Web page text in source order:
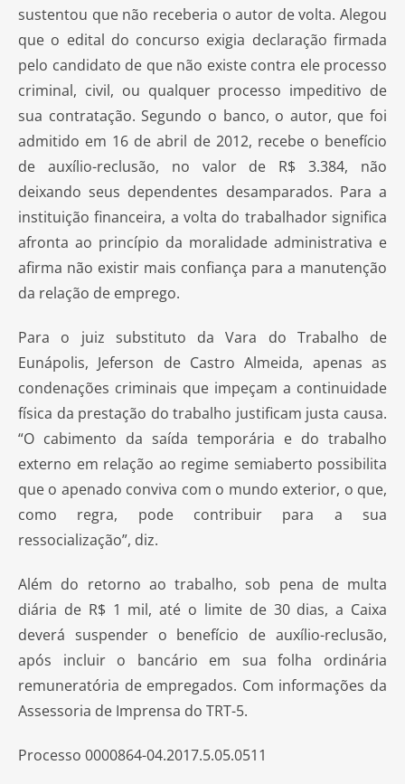
sustentou que não receberia o autor de volta. Alegou
que o edital do concurso exigia declaração firmada
pelo candidato de que não existe contra ele processo
criminal, civil, ou qualquer processo impeditivo de
sua contratação. Segundo o banco, o autor, que foi
admitido em 16 de abril de 2012, recebe o benefício
de auxílio-reclusão, no valor de R$ 3.384, não
deixando seus dependentes desamparados. Para a
instituição financeira, a volta do trabalhador significa
afronta ao princípio da moralidade administrativa e
afirma não existir mais confiança para a manutenção
da relação de emprego.
Para o juiz substituto da Vara do Trabalho de
Eunápolis, Jeferson de Castro Almeida, apenas as
condenações criminais que impeçam a continuidade
física da prestação do trabalho justificam justa causa.
“O cabimento da saída temporária e do trabalho
externo em relação ao regime semiaberto possibilita
que o apenado conviva com o mundo exterior, o que,
como regra, pode contribuir para a sua
ressocialização”, diz.
Além do retorno ao trabalho, sob pena de multa
diária de R$ 1 mil, até o limite de 30 dias, a Caixa
deverá suspender o benefício de auxílio-reclusão,
após incluir o bancário em sua folha ordinária
remuneratória de empregados. Com informações da
Assessoria de Imprensa do TRT-5.
Processo 0000864-04.2017.5.05.0511